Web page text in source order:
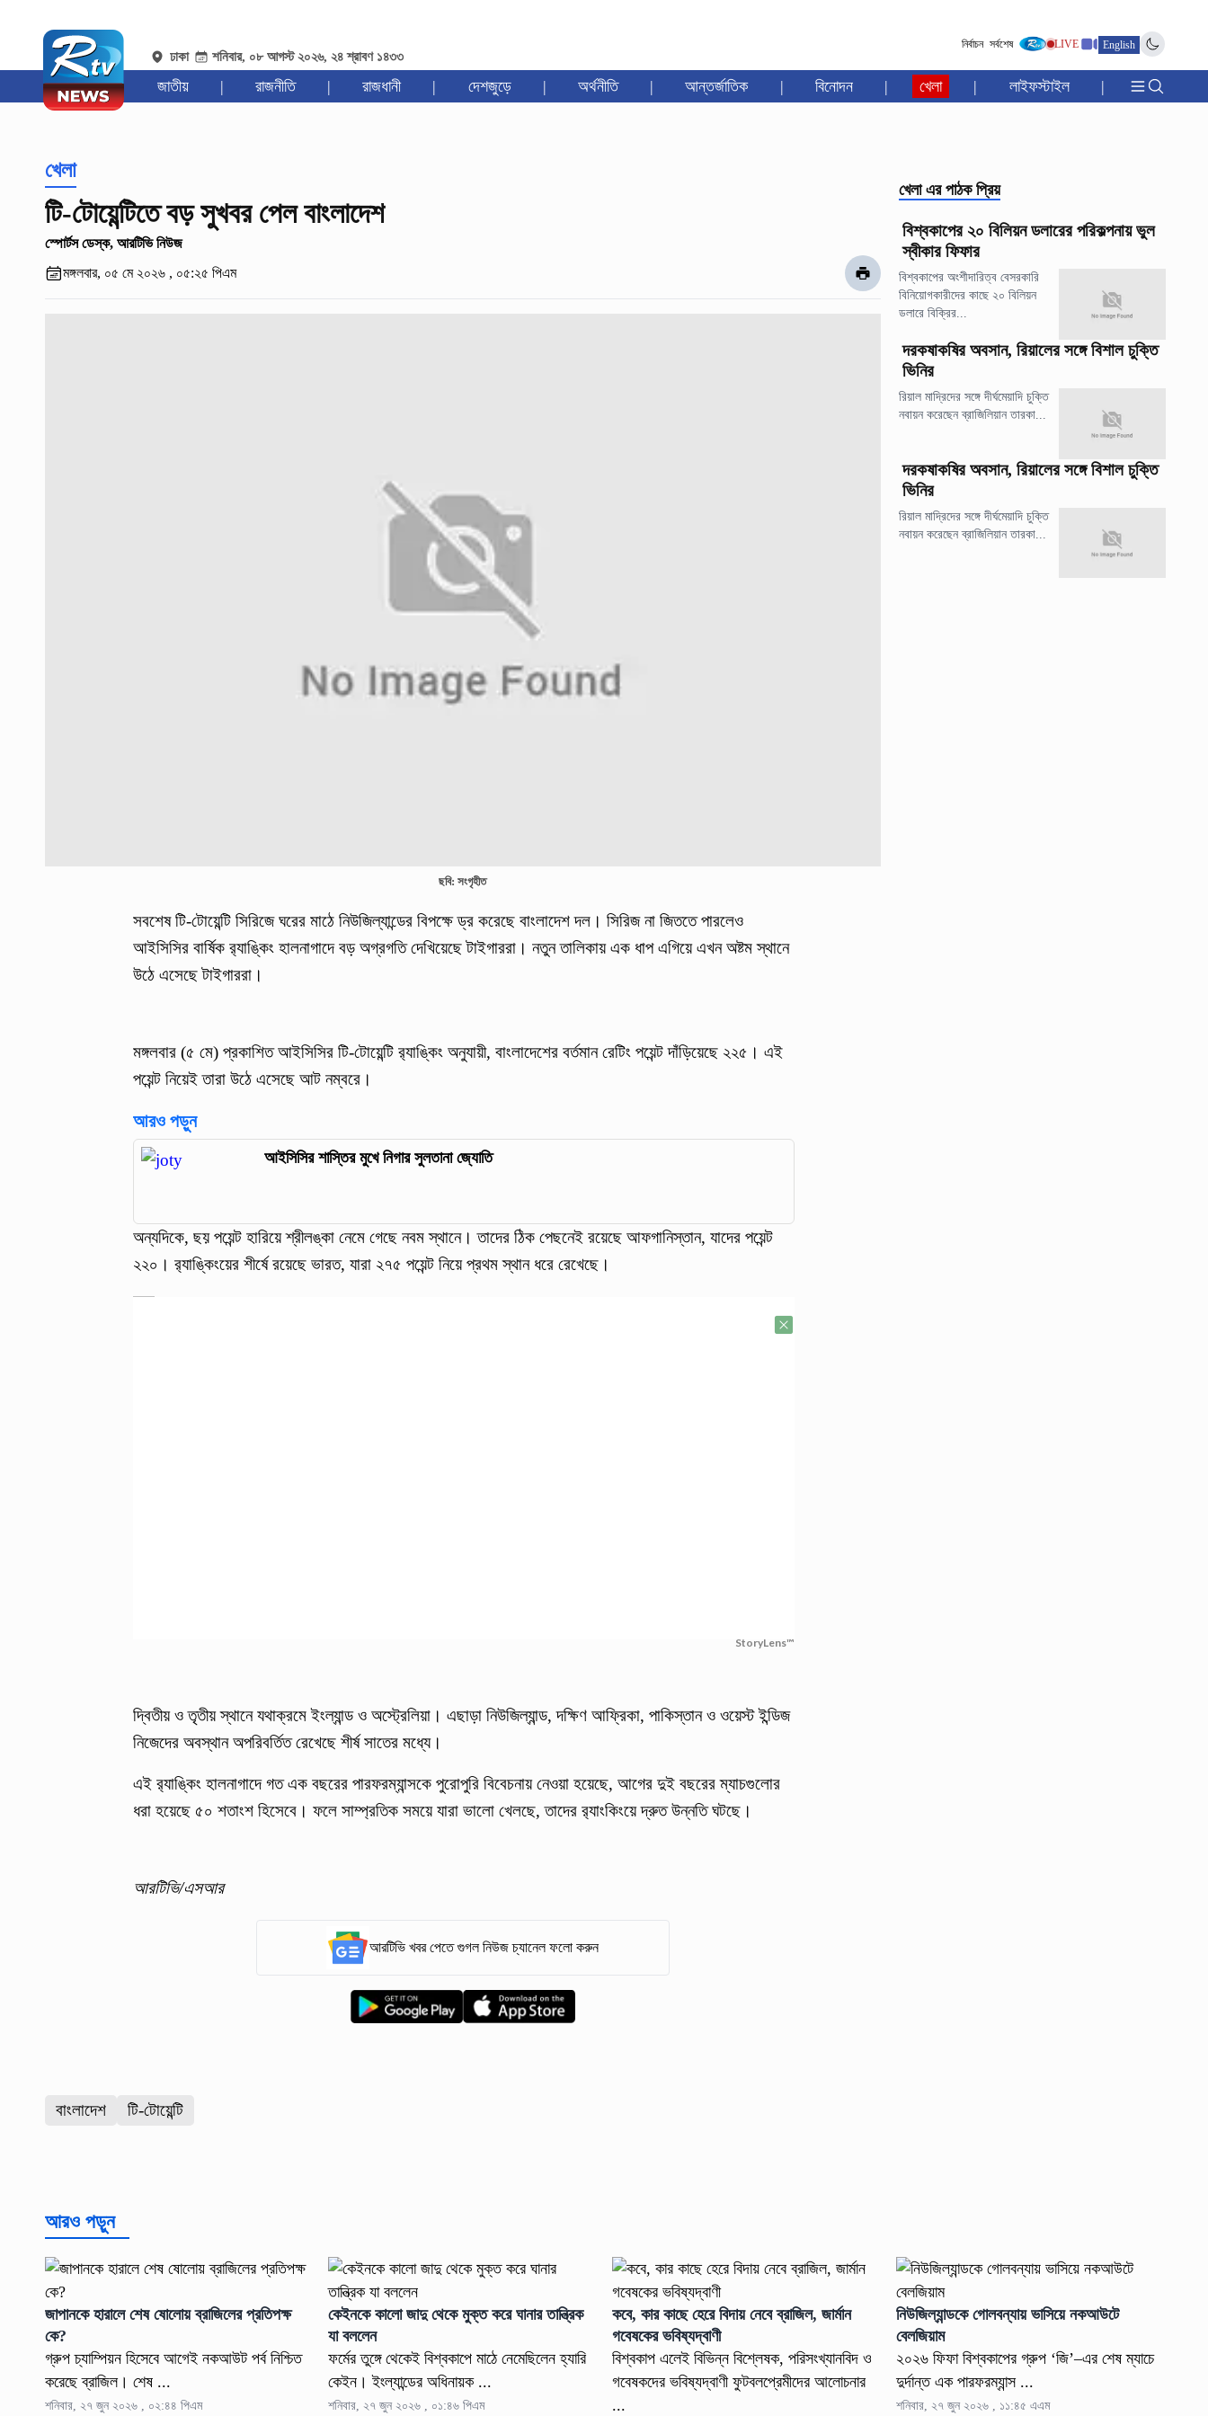
ঢাকা শনিবার, ০৮ আগস্ট ২০২৬, ২৪ শ্রাবণ ১৪৩৩
নির্বাচন সর্বশেষ LIVE English
জাতীয় | রাজনীতি | রাজধানী | দেশজুড়ে | অর্থনীতি | আন্তর্জাতিক | বিনোদন | খেলা | লাইফস্টাইল |
খেলা
টি-টোয়েন্টিতে বড় সুখবর পেল বাংলাদেশ
স্পোর্টস ডেস্ক, আরটিভি নিউজ
মঙ্গলবার, ০৫ মে ২০২৬ , ০৫:২৫ পিএম
ছবি: সংগৃহীত
সবশেষ টি-টোয়েন্টি সিরিজে ঘরের মাঠে নিউজিল্যান্ডের বিপক্ষে ড্র করেছে বাংলাদেশ দল। সিরিজ না জিততে পারলেও
আইসিসির বার্ষিক র‍্যাঙ্কিং হালনাগাদে বড় অগ্রগতি দেখিয়েছে টাইগাররা। নতুন তালিকায় এক ধাপ এগিয়ে এখন অষ্টম স্থানে
উঠে এসেছে টাইগাররা।
মঙ্গলবার (৫ মে) প্রকাশিত আইসিসির টি-টোয়েন্টি র‍্যাঙ্কিং অনুযায়ী, বাংলাদেশের বর্তমান রেটিং পয়েন্ট দাঁড়িয়েছে ২২৫। এই
পয়েন্ট নিয়েই তারা উঠে এসেছে আট নম্বরে।
আরও পড়ুন
আইসিসির শাস্তির মুখে নিগার সুলতানা জ্যোতি
অন্যদিকে, ছয় পয়েন্ট হারিয়ে শ্রীলঙ্কা নেমে গেছে নবম স্থানে। তাদের ঠিক পেছনেই রয়েছে আফগানিস্তান, যাদের পয়েন্ট
২২০। র‍্যাঙ্কিংয়ের শীর্ষে রয়েছে ভারত, যারা ২৭৫ পয়েন্ট নিয়ে প্রথম স্থান ধরে রেখেছে।
StoryLens™
দ্বিতীয় ও তৃতীয় স্থানে যথাক্রমে ইংল্যান্ড ও অস্ট্রেলিয়া। এছাড়া নিউজিল্যান্ড, দক্ষিণ আফ্রিকা, পাকিস্তান ও ওয়েস্ট ইন্ডিজ
নিজেদের অবস্থান অপরিবর্তিত রেখেছে শীর্ষ সাতের মধ্যে।
এই র‍্যাঙ্কিং হালনাগাদে গত এক বছরের পারফরম্যান্সকে পুরোপুরি বিবেচনায় নেওয়া হয়েছে, আগের দুই বছরের ম্যাচগুলোর
ধরা হয়েছে ৫০ শতাংশ হিসেবে। ফলে সাম্প্রতিক সময়ে যারা ভালো খেলছে, তাদের র‍্যাংকিংয়ে দ্রুত উন্নতি ঘটছে।
আরটিভি/এসআর
আরটিভি খবর পেতে গুগল নিউজ চ্যানেল ফলো করুন
বাংলাদেশ টি-টোয়েন্টি
খেলা এর পাঠক প্রিয়
বিশ্বকাপের ২০ বিলিয়ন ডলারের পরিকল্পনায় ভুল
স্বীকার ফিফার
বিশ্বকাপের অংশীদারিত্ব বেসরকারি
বিনিয়োগকারীদের কাছে ২০ বিলিয়ন
ডলারে বিক্রির...
দরকষাকষির অবসান, রিয়ালের সঙ্গে বিশাল চুক্তি
ভিনির
রিয়াল মাদ্রিদের সঙ্গে দীর্ঘমেয়াদি চুক্তি
নবায়ন করেছেন ব্রাজিলিয়ান তারকা...
দরকষাকষির অবসান, রিয়ালের সঙ্গে বিশাল চুক্তি
ভিনির
রিয়াল মাদ্রিদের সঙ্গে দীর্ঘমেয়াদি চুক্তি
নবায়ন করেছেন ব্রাজিলিয়ান তারকা...
আরও পড়ুন
জাপানকে হারালে শেষ ষোলোয় ব্রাজিলের প্রতিপক্ষ
কে?
গ্রুপ চ্যাম্পিয়ন হিসেবে আগেই নকআউট পর্ব নিশ্চিত
করেছে ব্রাজিল। শেষ ...
শনিবার, ২৭ জুন ২০২৬ , ০২:৪৪ পিএম
কেইনকে কালো জাদু থেকে মুক্ত করে ঘানার তান্ত্রিক
যা বললেন
ফর্মের তুঙ্গে থেকেই বিশ্বকাপে মাঠে নেমেছিলেন হ্যারি
কেইন। ইংল্যান্ডের অধিনায়ক ...
শনিবার, ২৭ জুন ২০২৬ , ০১:৪৬ পিএম
কবে, কার কাছে হেরে বিদায় নেবে ব্রাজিল, জার্মান
গবেষকের ভবিষ্যদ্বাণী
বিশ্বকাপ এলেই বিভিন্ন বিশ্লেষক, পরিসংখ্যানবিদ ও
গবেষকদের ভবিষ্যদ্বাণী ফুটবলপ্রেমীদের আলোচনার
...
নিউজিল্যান্ডকে গোলবন্যায় ভাসিয়ে নকআউটে
বেলজিয়াম
২০২৬ ফিফা বিশ্বকাপের গ্রুপ ‘জি’–এর শেষ ম্যাচে
দুর্দান্ত এক পারফরম্যান্স ...
শনিবার, ২৭ জুন ২০২৬ , ১১:৪৫ এএম